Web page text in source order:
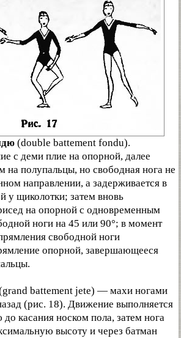
(double battement fondu).
с деми плие на опорной, далее
на полупальцы, но свободная нога не
направлении, а задерживается в
у щиколотки; затем вновь
на опорной с одновременным
ноги на 45 или 90°; в момент
свободной ноги
опорной, завершающееся
battement jete) — махи ногами
(рис. 18). Движение выполняется
касания носком пола, затем нога
высоту и через батман